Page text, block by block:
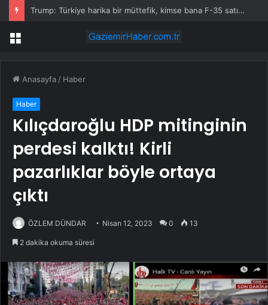
Trump: Türkiye harika bir müttefik, kimse bana F-35 satışı için ne yapmam gerektiğini söyleyemez
Menü
Anasayfa / Haber
Haber
Kılıçdaroğlu HDP mitinginin
perdesi kalktı! Kirli
pazarlıklar böyle ortaya
çıktı
ÖZLEM DÜNDAR Nisan 12, 2023 0 13
2 dakika okuma süresi